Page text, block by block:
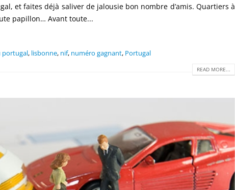
et faites déjà saliver de jalousie bon nombre d’amis. Quartiers à
papillon… Avant toute...
portugal, lisbonne, nif, numéro gagnant, Portugal
READ MORE...